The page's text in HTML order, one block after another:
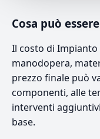
Cosa può
Il costo di
manodopera,
prezzo finale può
componenti, alle
interventi
base.